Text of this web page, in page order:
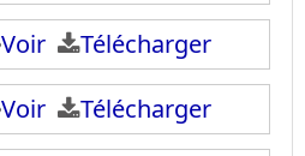
Voir
Télécharger
Voir
Télécharger